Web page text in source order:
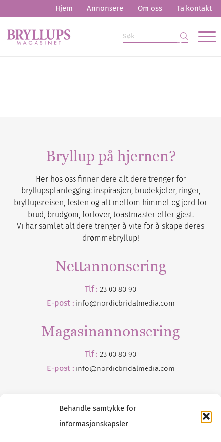
Behandle samtykke for
informasjonskapsler
Hjem Annonsere Om oss Ta kontakt
Bryllup på hjernen?
Her hos oss finner dere alt dere trenger for
bryllupsplanlegging: inspirasjon, brudekjoler, ringer,
bryllupsreisen, festen og alt mellom himmel og jord for
brud, brudgom, forlover, toastmaster eller gjest.
Vi har samlet alt dere trenger å vite for å skape deres
drømmebryllup!
Nettannonsering
Tlf : 23 00 80 90
E-post : info@nordicbridalmedia.com
Magasinannonsering
Tlf : 23 00 80 90
E-post : info@nordicbridalmedia.com